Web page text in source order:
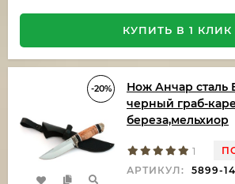
КУПИТЬ В 1 КЛИК
-20%
Нож Анчар сталь
черный граб-
береза,мельхиор
1
АРТИКУЛ:
5899-